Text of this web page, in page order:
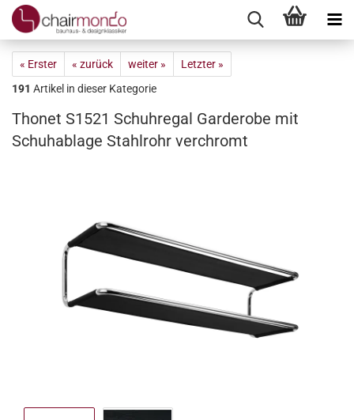
« Erster « zurück weiter »
Letzter »
191 Artikel in dieser Kategorie
Thonet S1521 Schuhregal Garderobe mit
Schuhablage Stahlrohr verchromt